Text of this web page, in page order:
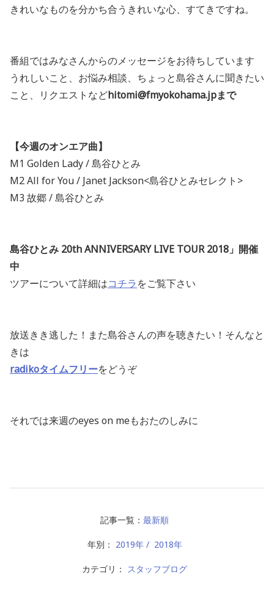
きれいなものを分かち合うきれいな心、すてきですね。
番組ではみなさんからのメッセージをお待ちしています
うれしいこと、お悩み相談、ちょっと島谷さんに聞きたい
こと、リクエストなどhitomi@fmyokohama.jpまで
【今週のオンエア曲】
M1 Golden Lady / 島谷ひとみ
M2 All for You / Janet Jackson<島谷ひとみセレクト>
M3 故郷 / 島谷ひとみ
島谷ひとみ 20th ANNIVERSARY LIVE TOUR 2018」開催
中
ツアーについて詳細はコチラをご覧下さい
放送きき逃した！また島谷さんの声を聴きたい！そんなと
きは
radikoタイムフリーをどうぞ
それでは来週のeyes on meもおたのしみに
記事一覧： 最新順
年別： 2019年 2018年
カテゴリ： スタッフブログ